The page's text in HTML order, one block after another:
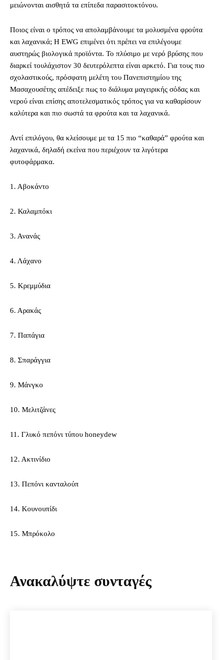
μειώνονται αισθητά τα επίπεδα παρασιτοκτόνου.
Ποιος είναι ο τρόπος να απολαμβάνουμε τα μολυσμένα φρούτα
και λαχανικά; Η EWG επιμένει ότι πρέπει να επιλέγουμε
αυστηρώς βιολογικά προϊόντα. Το πλύσιμο με νερό βρύσης που
διαρκεί τουλάχιστον 30 δευτερόλεπτα είναι αρκετό. Για τους πιο
σχολαστικούς, πρόσφατη μελέτη του Πανεπιστημίου της
Μασαχουσέτης απέδειξε πως το διάλυμα μαγειρικής σόδας και
νερού είναι επίσης αποτελεσματικός τρόπος για να καθαρίσουν
καλύτερα και πιο σωστά τα φρούτα και τα λαχανικά.
Αντί επιλόγου, θα κλείσουμε με τα 15 πιο “καθαρά” φρούτα και
λαχανικά, δηλαδή εκείνα που περιέχουν τα λιγότερα
φυτοφάρμακα.
1. Αβοκάντο
2. Καλαμπόκι
3. Ανανάς
4. Λάχανο
5. Κρεμμύδια
6. Αρακάς
7. Παπάγια
8. Σπαράγγια
9. Μάνγκο
10. Μελιτζάνες
11. Γλυκό πεπόνι τύπου honeydew
12. Ακτινίδιο
13. Πεπόνι κανταλούπ
14. Κουνουπίδι
15. Μπρόκολο
Ανακαλύψτε συνταγές